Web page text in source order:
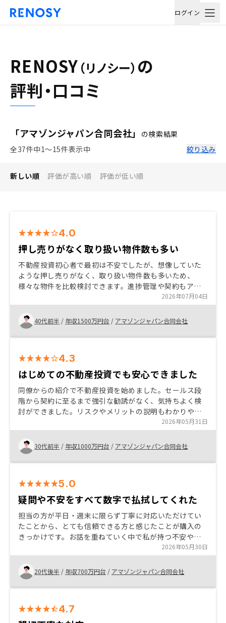
ログイン
RENOSY （リノシー） の
評判・口コミ
「アマゾンジャパン合同会社」
の検索結果
全37件中1〜15件表示中
絞り込み
新しい順 評価が高い順 評価が低い順
4.0
押し売りがなく取り扱い物件数も多い
不動産投資初心者で最初は不安でしたが、想像していた
ような押し売りがなく、取り扱い物件数も多いため、
様々な物件を比較検討できます。進捗管理や契約もアプ
リで簡単に進めることができました。セールスの方もい
ろいろな質問や相談に答えて頂けたので、信頼できまし
た。
2026年07月04日
40代前半 / 年収1500万円台 / アマゾンジャパン合同会社
4.3
はじめての不動産投資でも安心できました
同僚からの紹介で不動産投資を始めました。セールス段
階から契約に至るまで強引な勧誘がなく、気持ちよく検
討ができました。リスクやメリットの説明もわかりやす
く、意思決定からのスピーディーな契約までのサポート
も好感をもてました。
2026年05月31日
30代前半 / 年収1000万円台 / アマゾンジャパン合同会社
5.0
疑問や不安をすべて数字で払拭してくれた
担当の方が平日・週末に限らず丁寧に対応いただけてい
たことから、とても信頼できる方と感じたことが購入の
きっかけです。お話を重ねていく中で私が持つ不安や疑
問に対してもすべて明確な数字で回答いただくことがで
き、実際の物件シミュレーションについても細かい数字
ベースでお話できたのでRENOSYで購入しようと決めま
した。
2026年05月30日
20代後半 / 年収700万円台 / アマゾンジャパン合同会社
4.7